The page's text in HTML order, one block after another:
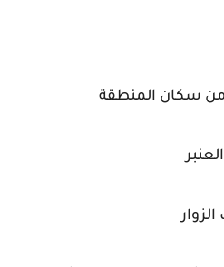
من سكان المنطقة